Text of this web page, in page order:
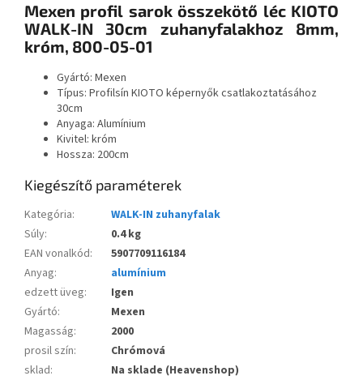
Mexen profil sarok összekötő léc KIOTO
WALK-IN 30cm zuhanyfalakhoz 8mm,
króm, 800-05-01
Gyártó: Mexen
Típus: Profilsín KIOTO képernyők csatlakoztatásához
30cm
Anyaga: Alumínium
Kivitel: króm
Hossza: 200cm
Kiegészítő paraméterek
Kategória:
WALK-IN zuhanyfalak
Súly:
0.4 kg
EAN vonalkód:
5907709116184
Anyag:
alumínium
edzett üveg:
Igen
Gyártó:
Mexen
Magasság:
2000
prosil szín:
Chrómová
sklad:
Na sklade (Heavenshop)